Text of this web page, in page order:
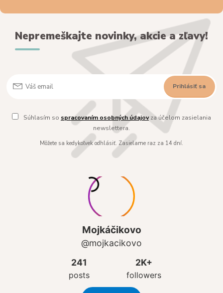
Nepremeškajte novinky, akcie a zľavy!
Prihlásiť sa
Súhlasím so spracovaním osobných údajovza účelom zasielania
newslettera.
Môžete sa kedykoľvek odhlásiť. Zasielame raz za 14 dní.